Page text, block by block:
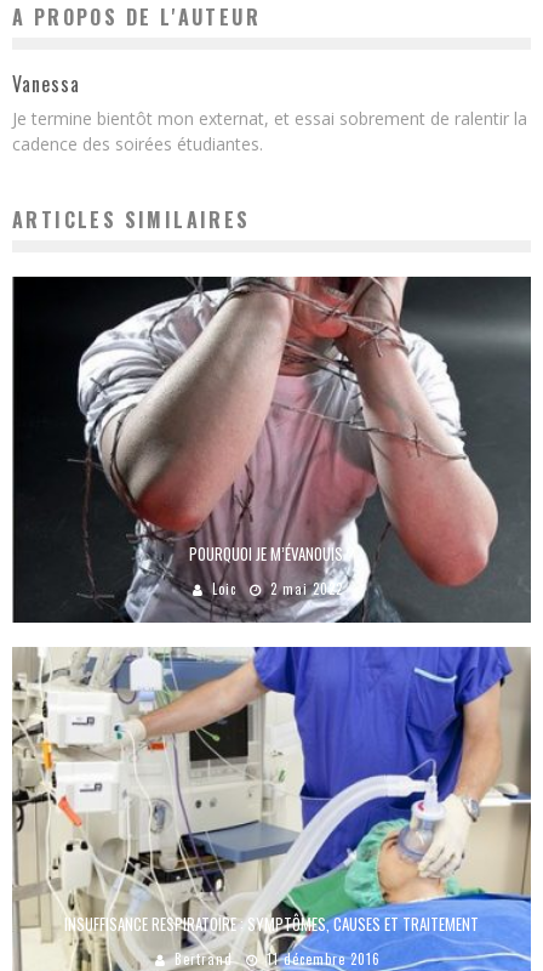
A PROPOS DE L'AUTEUR
Vanessa
Je termine bientôt mon externat, et essai sobrement de ralentir la
cadence des soirées étudiantes.
ARTICLES SIMILAIRES
POURQUOI JE M’ÉVANOUIS ?
Loic 2 mai 2022
INSUFFISANCE RESPIRATOIRE : SYMPTÔMES, CAUSES ET TRAITEMENT
Bertrand 11 décembre 2016